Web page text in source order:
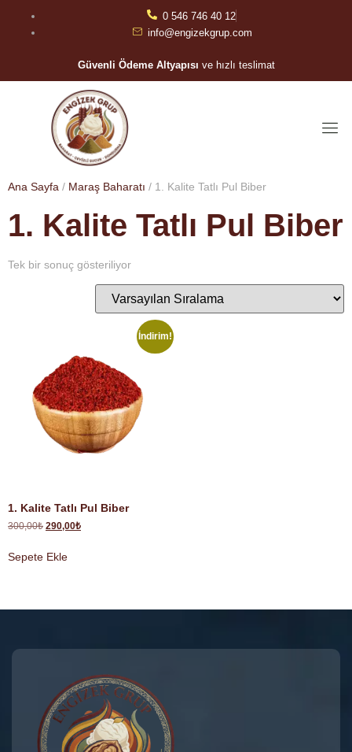
0 546 746 40 12
info@engizekgrup.com
Güvenli Ödeme Altyapısı ve hızlı teslimat
Ana Sayfa / Maraş Baharatı / 1. Kalite Tatlı Pul Biber
1. Kalite Tatlı Pul Biber
Tek bir sonuç gösteriliyor
İndirim!
1. Kalite Tatlı Pul Biber
300,00₺ 290,00₺
Sepete Ekle